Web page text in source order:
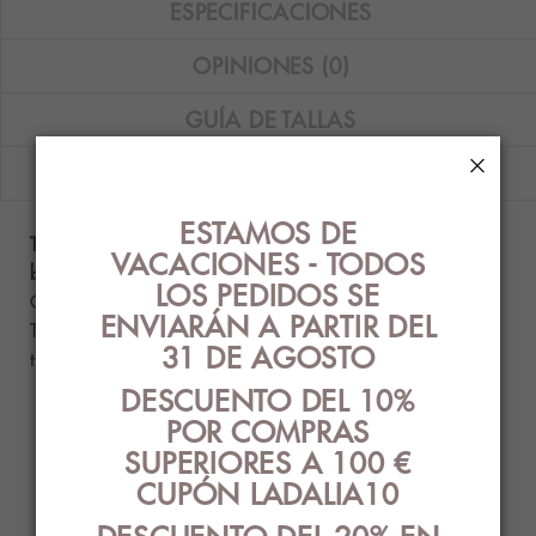
ESPECIFICACIONES
OPINIONES (0)
GUÍA DE TALLAS
Top bikini Tamouré bandeau con aros y foam y
braguita bikini con estampado fantasía.
Composición: 82% poliamida - 18% elastano.
Tallas disponibles: 85B - 90B - 95B. La relación de
talla sujetador/braguita es: 85/XS - 90/S - 95/M.
PRODUCTOS
RELACIONADOS
ESTAMOS DE
VACACIONES - TODOS
LOS PEDIDOS SE
ENVIARÁN A PARTIR DEL
31 DE AGOSTO
DESCUENTO DEL 10%
POR COMPRAS
SUPERIORES A 100 €
CUPÓN LADALIA10
×